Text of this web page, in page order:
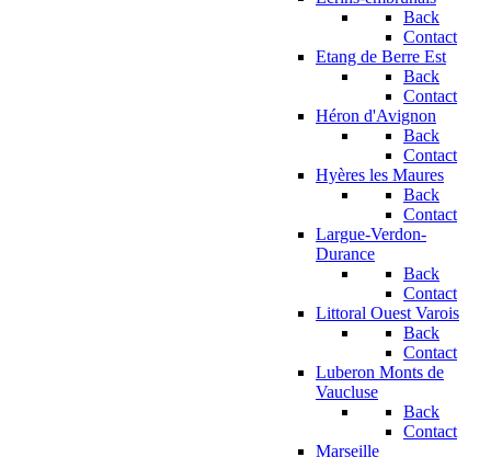
Back
Contact
Etang de Berre Est
Back
Contact
Héron d'Avignon
Back
Contact
Hyères les Maures
Back
Contact
Largue-Verdon-
Durance
Back
Contact
Littoral Ouest Varois
Back
Contact
Luberon Monts de
Vaucluse
Back
Contact
Marseille